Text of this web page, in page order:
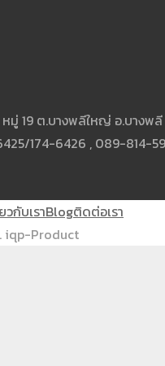
มู่ 19 ต.บางพลีใหญ่ อ.บางพ
174-6426 , 089-814-
วกับเราBlogติดต่อเรา
iqp-Product